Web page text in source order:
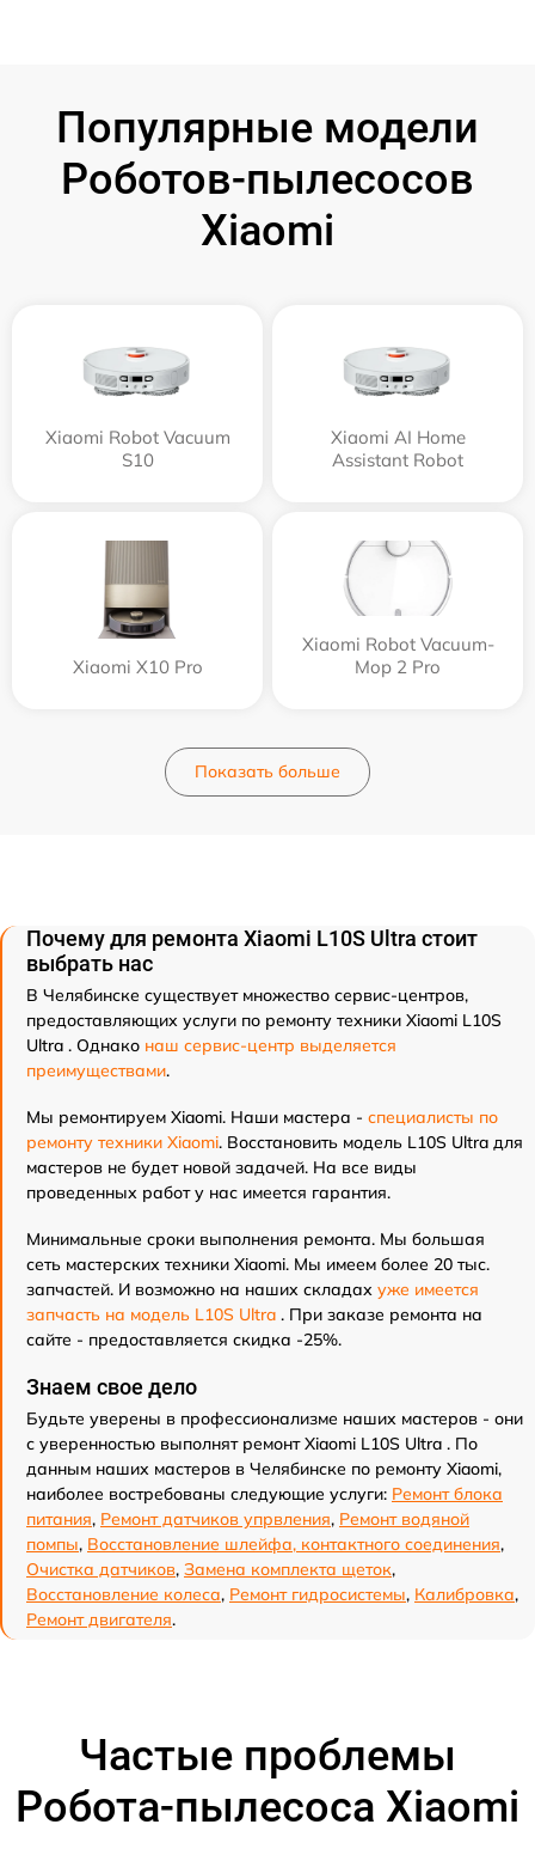
Популярные модели
Роботов-пылесосов
Xiaomi
Xiaomi Robot Vacuum
S10
Xiaomi AI Home
Assistant Robot
Xiaomi X10 Pro
Xiaomi Robot Vacuum-
Mop 2 Pro
Показать больше
Почему для ремонта Xiaomi L10S Ultra стоит
выбрать нас
В Челябинске существует множество сервис-центров,
предоставляющих услуги по ремонту техники Xiaomi L10S
Ultra . Однако наш сервис-центр выделяется
преимуществами.
Мы ремонтируем Xiaomi. Наши мастера - специалисты по
ремонту техники Xiaomi. Восстановить модель L10S Ultra для
мастеров не будет новой задачей. На все виды
проведенных работ у нас имеется гарантия.
Минимальные сроки выполнения ремонта. Мы большая
сеть мастерских техники Xiaomi. Мы имеем более 20 тыс.
запчастей. И возможно на наших складах уже имеется
запчасть на модель L10S Ultra . При заказе ремонта на
сайте - предоставляется скидка -25%.
Знаем свое дело
Будьте уверены в профессионализме наших мастеров - они
с уверенностью выполнят ремонт Xiaomi L10S Ultra . По
данным наших мастеров в Челябинске по ремонту Xiaomi,
наиболее востребованы следующие услуги: Ремонт блока
питания, Ремонт датчиков упрвления, Ремонт водяной
помпы, Восстановление шлейфа, контактного соединения,
Очистка датчиков, Замена комплекта щеток,
Восстановление колеса, Ремонт гидросистемы, Калибровка,
Ремонт двигателя.
Частые проблемы
Робота-пылесоса Xiaomi